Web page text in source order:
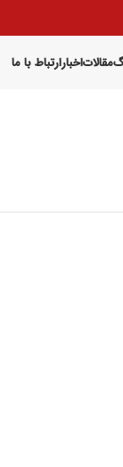
مقالاتاخبارارتباط با ما